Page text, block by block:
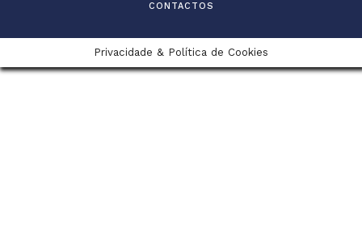
CONTACTOS
Privacidade & Política de Cookies